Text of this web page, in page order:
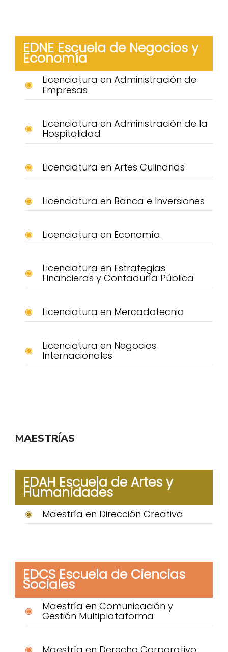
EDNE Escuela de Negocios y
Economía
Licenciatura en Administración de
Empresas
Licenciatura en Administración de la
Hospitalidad
Licenciatura en Artes Culinarias
Licenciatura en Banca e Inversiones
Licenciatura en Economía
Licenciatura en Estrategias
Financieras y Contaduría Pública
Licenciatura en Mercadotecnia
Licenciatura en Negocios
Internacionales
MAESTRÍAS
EDAH Escuela de Artes y
Humanidades
Maestría en Dirección Creativa
EDCS Escuela de Ciencias
Sociales
Maestría en Comunicación y
Gestión Multiplataforma